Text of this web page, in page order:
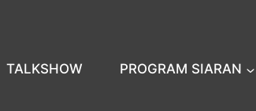
TALKSHOW PROGRAM SIARAN